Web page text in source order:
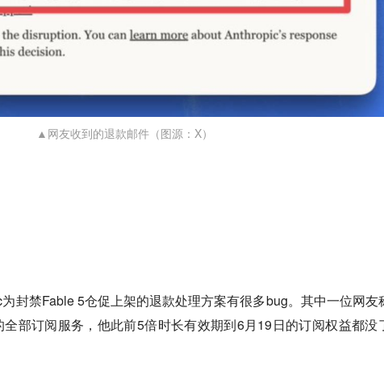
▲网友收到的退款邮件（图源：X）
封禁Fable 5仓促上架的退款处理方案有很多bug。其中一位网友
部订阅服务，他此前5倍时长有效期到6月19日的订阅权益都没